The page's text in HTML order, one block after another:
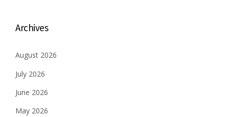
Archives
August 2026
July 2026
June 2026
May 2026